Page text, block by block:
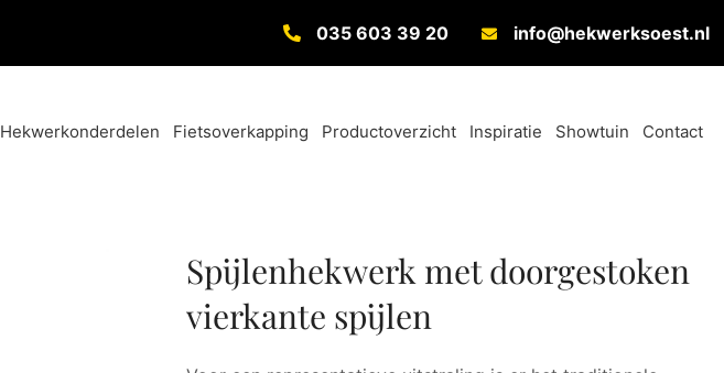
035 603 39 20 info@hekwerksoest.nl
Hekwerkonderdelen Fietsoverkapping Productoverzicht Inspiratie Showtuin Contact
Spijlenhekwerk met doorgestoken
vierkante spijlen